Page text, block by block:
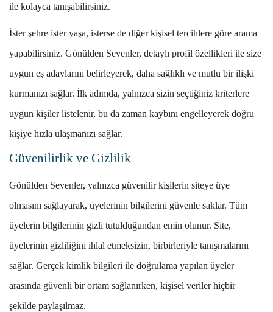
ile kolayca tanışabilirsiniz.
İster şehre ister yaşa, isterse de diğer kişisel tercihlere göre arama
yapabilirsiniz. Gönülden Sevenler, detaylı profil özellikleri ile size
uygun eş adaylarını belirleyerek, daha sağlıklı ve mutlu bir ilişki
kurmanızı sağlar. İlk adımda, yalnızca sizin seçtiğiniz kriterlere
uygun kişiler listelenir, bu da zaman kaybını engelleyerek doğru
kişiye hızla ulaşmanızı sağlar.
Güvenilirlik ve Gizlilik
Gönülden Sevenler, yalnızca güvenilir kişilerin siteye üye
olmasını sağlayarak, üyelerinin bilgilerini güvenle saklar. Tüm
üyelerin bilgilerinin gizli tutulduğundan emin olunur. Site,
üyelerinin gizliliğini ihlal etmeksizin, birbirleriyle tanışmalarını
sağlar. Gerçek kimlik bilgileri ile doğrulama yapılan üyeler
arasında güvenli bir ortam sağlanırken, kişisel veriler hiçbir
şekilde paylaşılmaz.